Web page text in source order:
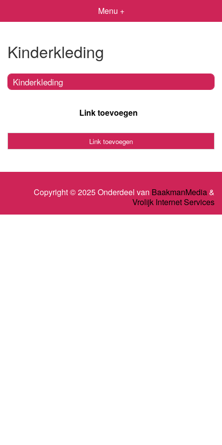
Menu +
Kinderkleding
Kinderkleding
Link toevoegen
Link toevoegen
Copyright © 2025 Onderdeel van BaakmanMedia&
Vrolijk Internet Services